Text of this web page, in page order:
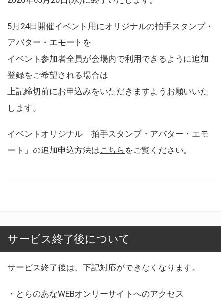
5月24日開催イベント用にオリジナルの拍手スタンプ・
アバター・エモートを
イベント参加者全員が会場内で利用できるように追加
登録をご希望される場合は
上記締切前にお申込みをいただきますようお願いいた
します。
イベントオリジナル「拍手スタンプ・アバター・エモ
ート」の追加申込方法はこちら をご覧ください。
サービス終了後について
サービス終了後は、下記対応ができなくなります。
・とらのあなWEBオンリーサイトへのアクセス